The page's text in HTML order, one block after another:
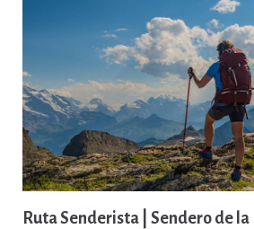
Ruta Senderista | Sendero de la